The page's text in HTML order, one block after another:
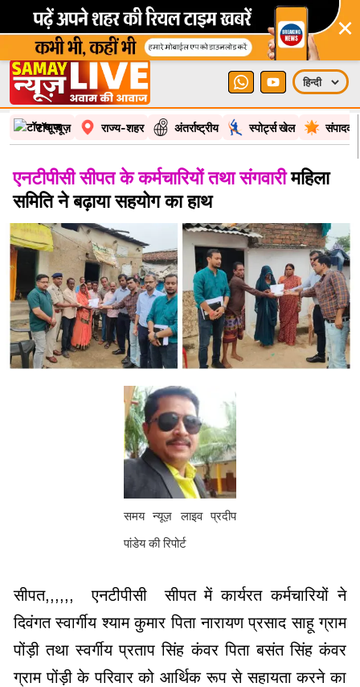
×
टॉप न्यूज़ राज्य-शहर अंतर्राष्ट्रीय स्पोर्ट्स खेल
एनटीपीसी सीपत के कर्मचारियों तथा संगवारीमहिला
समिति ने बढ़ाया सहयोग का हाथ
समय न्यूज़ लाइव प्रदीप
पांडेय की रिपोर्ट
सीपत,,,,,, एनटीपीसी सीपत में कार्यरत कर्मचारियों ने
दिवंगत स्वार्गीय श्याम कुमार पिता नारायण प्रसाद साहू ग्राम
पोंड़ी तथा स्वर्गीय प्रताप सिंह कंवर पिता बसंत सिंह कंवर
ग्राम पोंड़ी के परिवार को आर्थिक रूप से सहायता करने का